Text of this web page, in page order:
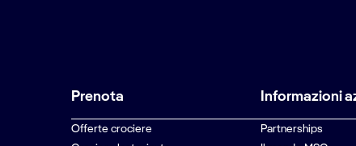
Prenota
Offerte crociere
Informazioni
Partnerships